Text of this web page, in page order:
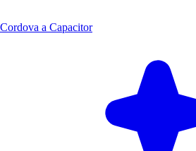
Cordova a Capacitor